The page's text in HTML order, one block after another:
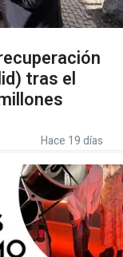
tras el
Hace 19 días